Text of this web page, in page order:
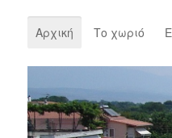
Αρχική Το χωριό